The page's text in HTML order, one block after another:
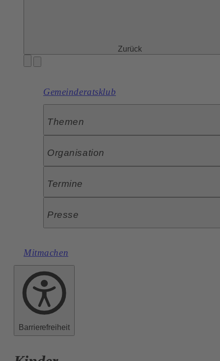
Zurück
Gemeinderatsklub
Themen
Organisation
Termine
Presse
Mitmachen
Barrierefreiheit